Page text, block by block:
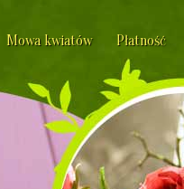
Mowa kwiatów Płatność